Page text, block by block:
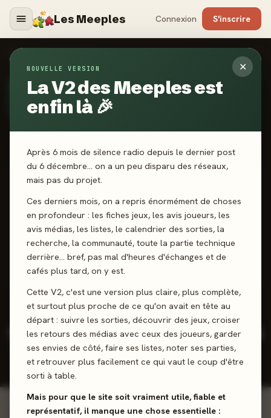
Les Meeples Connexion S'inscrire
✕
NOUVELLE VERSION
La V2 des Meeples est
enfin là 🎉
Après 6 mois de silence radio depuis le dernier post
du 6 décembre… on a un peu disparu des réseaux,
mais pas du projet.
Ces derniers mois, on a repris énormément de choses
en profondeur : les fiches jeux, les avis joueurs, les
avis médias, les listes, le calendrier des sorties, la
recherche, la communauté, toute la partie technique
derrière… bref, pas mal d'heures d'échanges et de
cafés plus tard, on y est.
Cette V2, c'est une version plus claire, plus complète,
et surtout plus proche de ce qu'on avait en tête au
départ : suivre les sorties, découvrir des jeux, croiser
les retours des médias avec ceux des joueurs, garder
ses envies de côté, faire ses listes, noter ses parties,
et retrouver plus facilement ce qui vaut le coup d'être
sorti à table.
Mais pour que le site soit vraiment utile, fiable et
représentatif, il manque une chose essentielle :
AUTEURS
FG
AUTEUR· DEPUIS 2022
Fabien Gridel
-
Pas encore noté · 6 jeux notés
5 positifs 1 neutres
14
JEUX CONÇUS
36
REVIEWS
4,3/5
NOTE
MOY.
2026
DERNIÈRE
INCONTOURNABLES Voir la ludographie →